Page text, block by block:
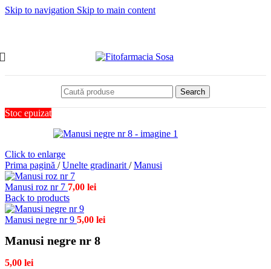
Skip to navigation Skip to main content
Search
Stoc epuizat
Click to enlarge
Prima pagină / Unelte gradinarit / Manusi
Manusi roz nr 7 7,00 lei
Back to products
Manusi negre nr 9 5,00 lei
Manusi negre nr 8
5,00 lei